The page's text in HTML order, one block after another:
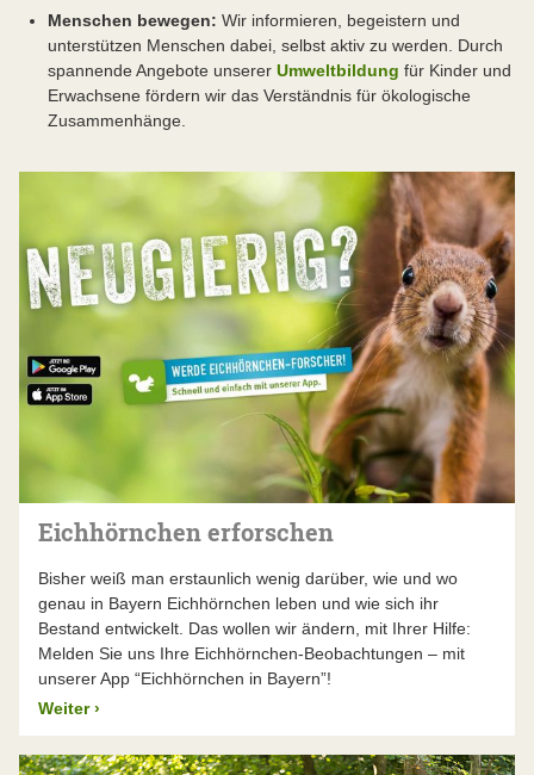
Menschen bewegen: Wir informieren, begeistern und
unterstützen Menschen dabei, selbst aktiv zu werden. Durch
spannende Angebote unserer Umweltbildung für Kinder und
Erwachsene fördern wir das Verständnis für ökologische
Zusammenhänge.
Eichhörnchen erforschen
Bisher weiß man erstaunlich wenig darüber, wie und wo
genau in Bayern Eichhörnchen leben und wie sich ihr
Bestand entwickelt. Das wollen wir ändern, mit Ihrer Hilfe:
Melden Sie uns Ihre Eichhörnchen-Beobachtungen – mit
unserer App “Eichhörnchen in Bayern”!
Weiter ›